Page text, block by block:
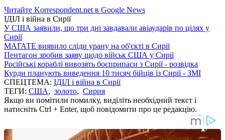
Читайте Korrespondent.net в Google News
ІДІЛ і війна в Сирії
У США заявили, що три дні завдавали авіаударів по цілях у
Сирії
МАГАТЕ виявило сліди урану на об'єкті в Сирії
Пентагон зробив заяву щодо військ США у Сирії
Російські кораблі вивозять боєприпаси з Сирії - розвідка
Курди планують виведення 10 тисяч бійців із Сирії - ЗМІ
СПЕЦТЕМА: ІДІЛ і війна в Сирії
ТЕГИ: США, золото, Сирия
Якщо ви помітили помилку, виділіть необхідний текст і
натисніть Ctrl + Enter, щоб повідомити про це редакцію.